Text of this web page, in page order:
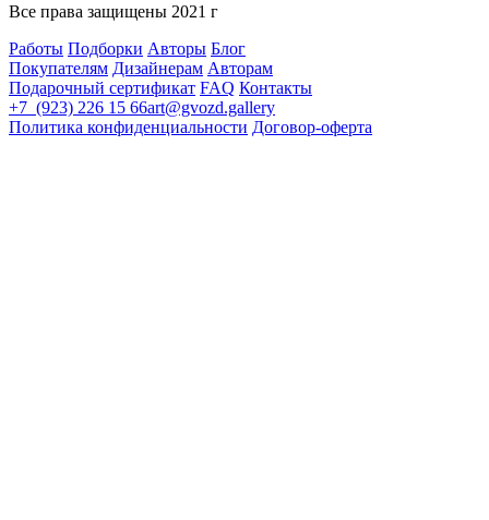
Все права защищены 2021 г
Работы Подборки Авторы Блог
Покупателям Дизайнерам Авторам
Подарочный сертификат FAQ Контакты
+7 (923) 226 15 66art@gvozd.gallery
Политика конфиденциальности Договор-оферта